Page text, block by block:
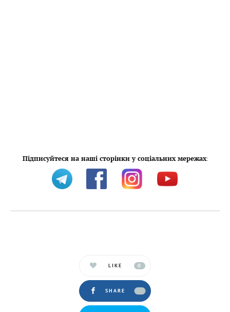
Підписуйтеся на наші сторінки у соціальних мережах:
LIKE 0
SHARE